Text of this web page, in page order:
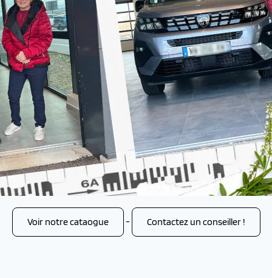
Voir notre cataogue - Contactez un conseiller !